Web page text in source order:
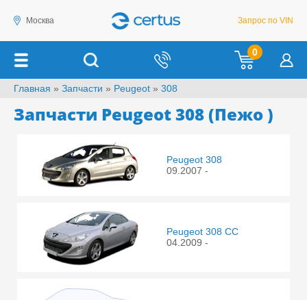
Москва Запрос по VIN
0
Главная » Запчасти » Peugeot » 308
Запчасти Peugeot 308 (Пежо )
Peugeot 308
09.2007 -
Peugeot 308 CC
04.2009 -